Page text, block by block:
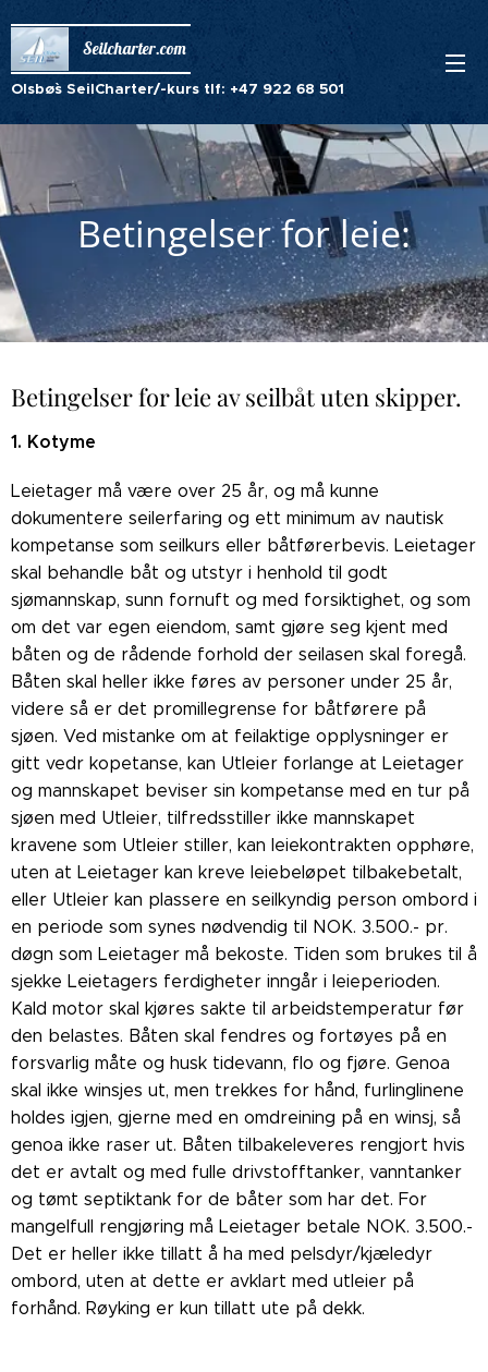
Seilcharter.com
Olsbø`s SeilCharter/-kurs tlf: +47 922 68 501
Betingelser for leie:
Betingelser for leie av seilbåt uten skipper.
1. Kotyme
Leietager må være over 25 år, og må kunne
dokumentere seilerfaring og ett minimum av nautisk
kompetanse som seilkurs eller båtførerbevis. Leietager
skal behandle båt og utstyr i henhold til godt
sjømannskap, sunn fornuft og med forsiktighet, og som
om det var egen eiendom, samt gjøre seg kjent med
båten og de rådende forhold der seilasen skal foregå.
Båten skal heller ikke føres av personer under 25 år,
videre så er det promillegrense for båtførere på
sjøen. Ved mistanke om at feilaktige opplysninger er
gitt vedr kopetanse, kan Utleier forlange at Leietager
og mannskapet beviser sin kompetanse med en tur på
sjøen med Utleier, tilfredsstiller ikke mannskapet
kravene som Utleier stiller, kan leiekontrakten opphøre,
uten at Leietager kan kreve leiebeløpet tilbakebetalt,
eller Utleier kan plassere en seilkyndig person ombord i
en periode som synes nødvendig til NOK. 3.500.- pr.
døgn som Leietager må bekoste. Tiden som brukes til å
sjekke Leietagers ferdigheter inngår i leieperioden.
Kald motor skal kjøres sakte til arbeidstemperatur før
den belastes. Båten skal fendres og fortøyes på en
forsvarlig måte og husk tidevann, flo og fjøre. Genoa
skal ikke winsjes ut, men trekkes for hånd, furlinglinene
holdes igjen, gjerne med en omdreining på en winsj, så
genoa ikke raser ut. Båten tilbakeleveres rengjort hvis
det er avtalt og med fulle drivstofftanker, vanntanker
og tømt septiktank for de båter som har det. For
mangelfull rengjøring må Leietager betale NOK. 3.500.-
Det er heller ikke tillatt å ha med pelsdyr/kjæledyr
ombord, uten at dette er avklart med utleier på
forhånd. Røyking er kun tillatt ute på dekk.